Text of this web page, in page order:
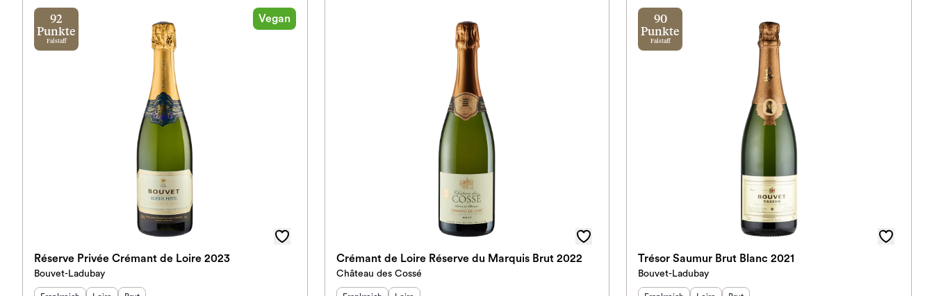
92
Punkte
Falstaff
Vegan
Réserve Privée Crémant de Loire 2023
Bouvet-Ladubay
Crémant de Loire Réserve du Marquis Brut 2022
Château des Cossé
90
Punkte
Falstaff
Trésor Saumur Brut Blanc 2021
Bouvet-Ladubay